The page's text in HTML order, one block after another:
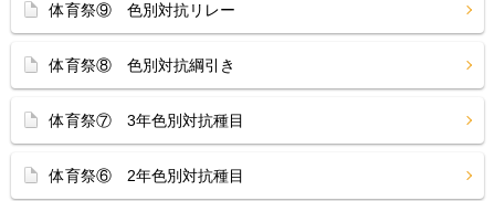
体育祭⑨ 色別対抗リレー
体育祭⑧ 色別対抗綱引き
体育祭⑦ 3年色別対抗種目
体育祭⑥ 2年色別対抗種目